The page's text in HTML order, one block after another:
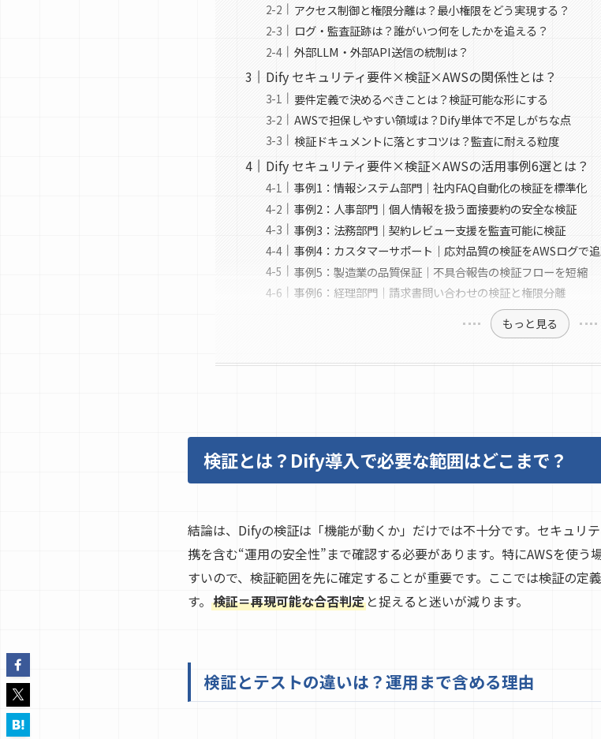
アクセス制御と権限分離は？最小権限をどう実現する？
ログ・監査証跡は？誰がいつ何をしたかを追える？
外部LLM・外部API送信の統制は？
Dify セキュリティ要件×検証×AWSの関係性とは？
要件定義で決めるべきことは？検証可能な形にする
AWSで担保しやすい領域は？Dify単体で不足しがちな点
検証ドキュメントに落とすコツは？監査に耐える粒度
Dify セキュリティ要件×検証×AWSの活用事例6選とは？
事例1：情報システム部門｜社内FAQ自動化の検証を標準化
事例2：人事部門｜個人情報を扱う面接要約の安全な検証
事例3：法務部門｜契約レビュー支援を監査可能に検証
事例4：カスタマーサポート｜応対品質の検証をAWSログで
事例5：製造業の品質保証｜不具合報告の検証フローを短縮
事例6：経理部門｜請求書問い合わせの検証と権限分離
もっと見る
検証とは？Dify導入で必要な範囲はどこまで？
結論は、Difyの検証は「機能が動くか」だけでは不十分です。セキュリ
携を含む“運用の安全性”まで確認する必要があります。特にAWSを使
すいので、検証範囲を先に確定することが重要です。ここでは検証の定
す。 検証＝再現可能な合否判定 と捉えると迷いが減ります。
検証とテストの違いは？運用まで含める理由